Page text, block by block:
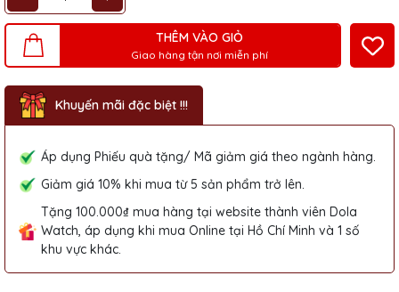
THÊM VÀO GIỎ
Giao hàng tận nơi miễn phí
Khuyến mãi đặc biệt !!!
Áp dụng Phiếu quà tặng/ Mã giảm giá theo ngành hàng.
Giảm giá 10% khi mua từ 5 sản phẩm trở lên.
Tặng 100.000₫ mua hàng tại website thành viên Dola
Watch, áp dụng khi mua Online tại Hồ Chí Minh và 1 số
khu vực khác.